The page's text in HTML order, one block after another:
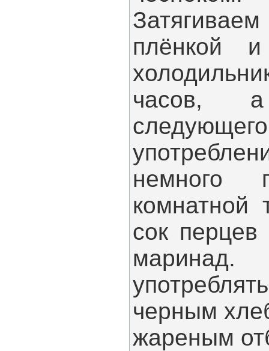
плёнкой
часов,
немного
комнатной
сок перцев
черным
жареным